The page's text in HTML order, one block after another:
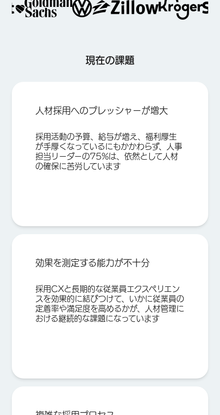
お問い合わせ
姓*
任意）お問い合わせ内容（150文字以内)
現在の課題
人材採用へのプレッシャーが増大
採用活動の予算、給与が増え、福利厚生
が手厚くなっているにもかかわらず、人事
担当リーダーの75%は、依然として人材
の確保に苦労しています
効果を測定する能力が不十分
採用CXと長期的な従業員エクスペリエン
スを効果的に結びつけて、いかに従業員の
定着率や満足度を高めるかが、人材管理に
おける継続的な課題になっています